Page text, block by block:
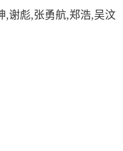
,谢彪,张勇航,郑浩,吴汶